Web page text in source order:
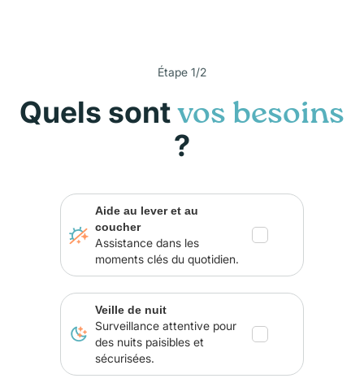
Étape 1/2
Quels sont vos besoins
?
Aide au lever et au
coucher
Assistance dans les
moments clés du quotidien.
Veille de nuit
Surveillance attentive pour
des nuits paisibles et
sécurisées.